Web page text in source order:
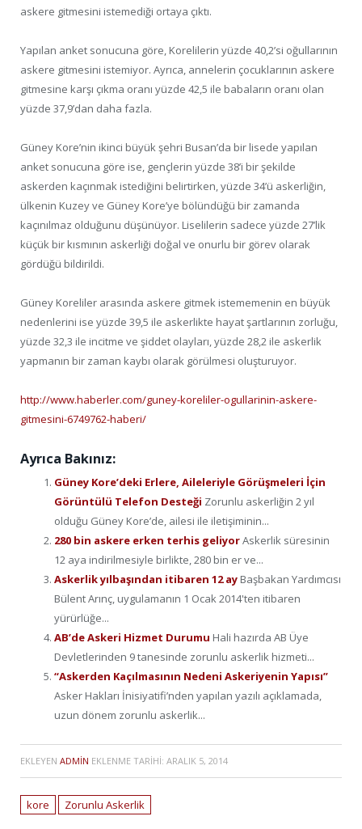
askere gitmesini istemediği ortaya çıktı.
Yapılan anket sonucuna göre, Korelilerin yüzde 40,2’si oğullarının
askere gitmesini istemiyor. Ayrıca, annelerin çocuklarının askere
gitmesine karşı çıkma oranı yüzde 42,5 ile babaların oranı olan
yüzde 37,9’dan daha fazla.
Güney Kore’nin ikinci büyük şehri Busan’da bir lisede yapılan
anket sonucuna göre ise, gençlerin yüzde 38’i bir şekilde
askerden kaçınmak istediğini belirtirken, yüzde 34’ü askerliğin,
ülkenin Kuzey ve Güney Kore’ye bölündüğü bir zamanda
kaçınılmaz olduğunu düşünüyor. Liselilerin sadece yüzde 27’lik
küçük bir kısmının askerliği doğal ve onurlu bir görev olarak
gördüğü bildirildi.
Güney Koreliler arasında askere gitmek istememenin en büyük
nedenlerini ise yüzde 39,5 ile askerlikte hayat şartlarının zorluğu,
yüzde 32,3 ile incitme ve şiddet olayları, yüzde 28,2 ile askerlik
yapmanın bir zaman kaybı olarak görülmesi oluşturuyor.
http://www.haberler.com/guney-koreliler-ogullarinin-askere-
gitmesini-6749762-haberi/
Ayrıca Bakınız:
Güney Kore’deki Erlere, Aileleriyle Görüşmeleri İçin
Görüntülü Telefon Desteği Zorunlu askerliğin 2 yıl
olduğu Güney Kore’de, ailesi ile iletişiminin...
280 bin askere erken terhis geliyorAskerlik süresinin
12 aya indirilmesiyle birlikte, 280 bin er ve...
Askerlik yılbaşından itibaren 12 ay Başbakan Yardımcısı
Bülent Arınç, uygulamanın 1 Ocak 2014'ten itibaren
yürürlüğe...
AB’de Askeri Hizmet Durumu Hali hazırda AB Üye
Devletlerinden 9 tanesinde zorunlu askerlik hizmeti...
“Askerden Kaçılmasının Nedeni Askeriyenin Yapısı”
Asker Hakları İnisiyatifi’nden yapılan yazılı açıklamada,
uzun dönem zorunlu askerlik...
EKLEYEN ADMIN EKLENME TARIHI: ARALIK 5, 2014
kore Zorunlu Askerlik